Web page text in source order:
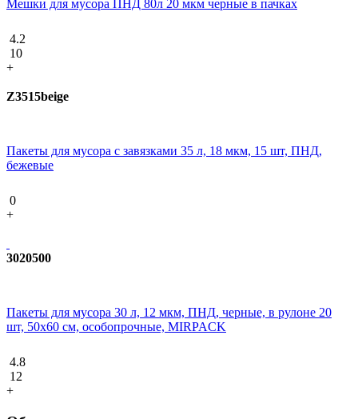
Мешки для мусора ПНД 80л 20 мкм черные в пачках
4.2
10
+
Z3515beige
Пакеты для мусора с завязками 35 л, 18 мкм, 15 шт, ПНД,
бежевые
0
+
3020500
Пакеты для мусора 30 л, 12 мкм, ПНД, черные, в рулоне 20
шт, 50х60 см, особопрочные, MIRPACK
4.8
12
+